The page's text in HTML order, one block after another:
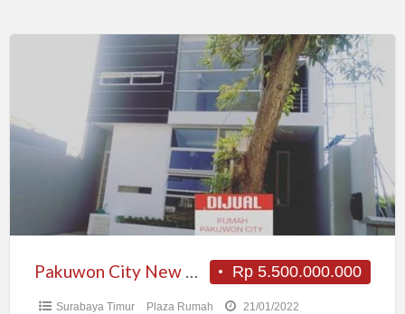
Rp 5.500.000.000
Pakuwon City New Gress
Surabaya Timur Plaza Rumah 21/01/2022